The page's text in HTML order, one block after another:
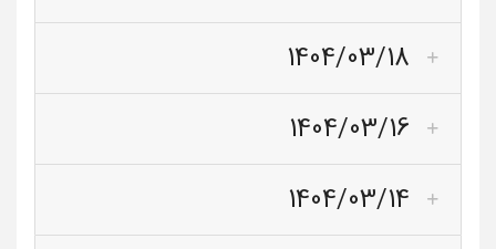
1404/03/18
1404/03/16
1404/03/14